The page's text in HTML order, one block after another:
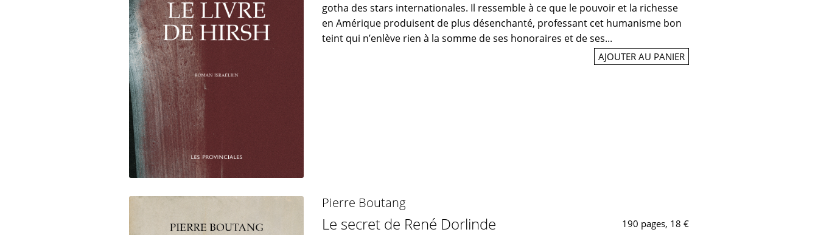
gotha des stars internationales. Il ressemble à ce que le pouvoir et la richesse
en Amérique produisent de plus désenchanté, professant cet humanisme bon
teint qui n’enlève rien à la somme de ses honoraires et de ses...
AJOUTER AU PANIER
Pierre Boutang
Le secret de René Dorlinde 190 pages, 18 €